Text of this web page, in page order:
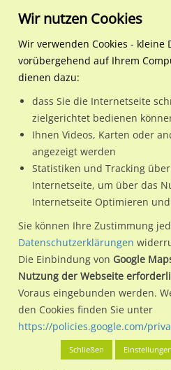
Regionale Plakatwerbung
Nutze günstige
Wiemersdorf/We.li.im Ortsteil
Freie und Hansestadt.
Wir erheben für jede unserer
aktuelleStandortinformationen
kannst du dich schon vor der
Standort, seine Reichweite und
eventuelle Beschränkungen in
Werbeinhalten informieren.
Wir nutzen Cookies
Wir verwenden Cookies - kleine
vorübergehend auf Ihrem
dienen dazu:
dass Sie die Internetseite
zielgerichtet bedienen
Ihnen Videos, Karten oder
angezeigt werden
Statistiken und Tracking
Internetseite, um über das
Internetseite Optimieren
Sie können Ihre Zustimmung
Datenschutzerklärungen
Die Einbindung von Google
Nutzung der Webseite
Voraus eingebunden werden.
den Cookies finden Sie unter
https://policies.google.com/
Schließen Einstellungen